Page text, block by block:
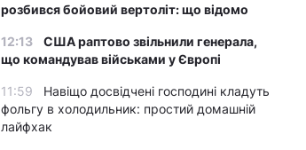
розбився бойовий вертоліт: що відомо
12:13
США раптово звільнили генерала,
що командував військами у Європі
11:59
Навіщо досвідчені господині кладуть
фольгу в холодильник: простий домашній
лайфхак